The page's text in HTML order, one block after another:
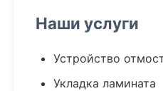
Наши услуги
Устройство
Укладка ламината